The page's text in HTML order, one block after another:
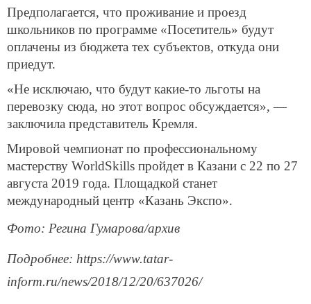
Предполагается, что проживание и проезд
школьников по программе «Посетитель» будут
оплачены из бюджета тех субъектов, откуда они
приедут.
«Не исключаю, что будут какие-то льготы на
перевозку сюда, но этот вопрос обсуждается», —
заключила представитель Кремля.
Мировой чемпионат по профессиональному
мастерству WorldSkills пройдет в Казани с 22 по 27
августа 2019 года. Площадкой станет
международный центр «Казань Экспо».
Фото: Регина Гумарова/архив
Подробнее: https://www.tatar-
inform.ru/news/2018/12/20/637026/